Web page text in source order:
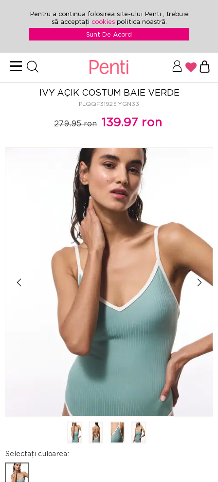
Pentru a continua folosirea site-ului Penti , trebuie
să acceptați cookies politica noastră.
Sunt De Acord
IVY AÇIK COSTUM BAIE VERDE
PLQQF31925IYGN33
279.95 ron 139.97 ron
Selectați culoarea: